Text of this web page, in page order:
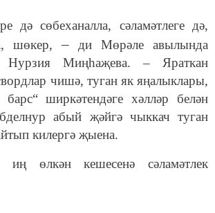
дә сөбеханалла, сәламәтлеге дә,
шөкер,– ди Мөрәле авылында
Миңһаҗева. – Яраткан
чишә, туган як яңалыклары,
ширкәтендәге хәлләр белән
абый җәйгә чыккач туган
килергә җыена.
иң өлкән кешесенә сәламәтлек